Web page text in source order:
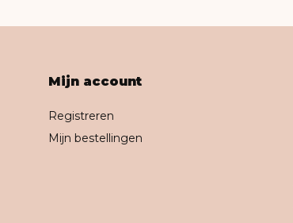
Mijn account
Registreren
Mijn bestellingen